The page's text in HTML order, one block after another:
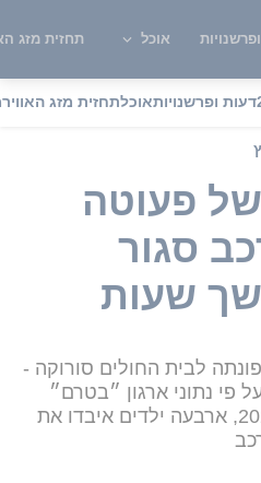
אוכל תחזית מזג
דעות ופרשנויותאוכלתחזית מזג האוויר
פעוטה
סגור
שעות
חודשים, פונתה לבית החולים סורוקה -
פי נתוני ארגון ״בטרם״
לבטיחות ילדים, בשנת 2025, ארבעה ילדים איבדו את